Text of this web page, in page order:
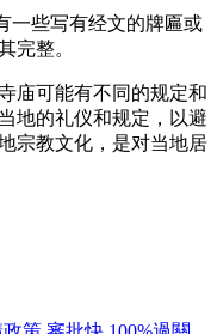
一些写有经文的牌匾或
完整。
庙可能有不同的规定和
地的礼仪和规定，以避
宗教文化，是对当地居